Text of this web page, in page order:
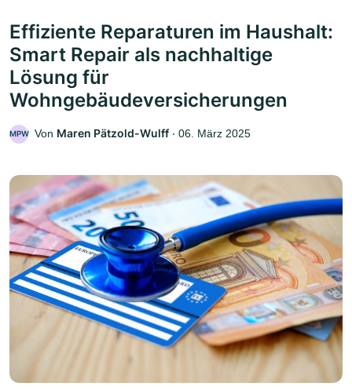
Effiziente Reparaturen im Haushalt:
Smart Repair als nachhaltige
Lösung für
Wohngebäudeversicherungen
MPW Von Maren Pätzold-Wulff ‧ 06. März 2025